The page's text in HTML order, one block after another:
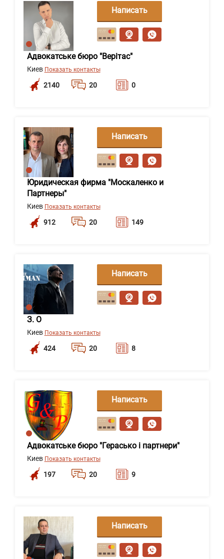
Адвокатське бюро "Верітас"
Киев Показать контакты
2140 20 0
Написать
сообщение
Юридическая фирма "Москаленко и
Партнеры"
Киев Показать контакты
912 20 149
Написать
сообщение
З. О
Киев Показать контакты
424 20 8
Написать
сообщение
Адвокатське бюро "Герасько і партнери"
Киев Показать контакты
197 20 9
Написать
сообщение
Написать
сообщение